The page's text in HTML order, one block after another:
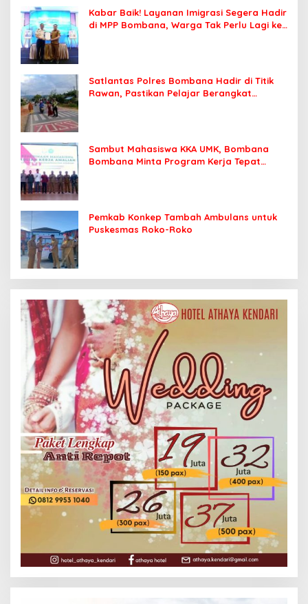
Kabar Baik! Layanan Imigrasi Segera Hadir
di MPP Bombana, Warga Tak Perlu Lagi ke
Satlantas Polres Bombana Hadir di Titik
Rawan, Pastikan Pelajar Berangkat
Sambut Mahasiswa KKA UMK, Bombana
Bombana Minta Program Kerja Tepat
Pemkab Konkep Tambah Ambulans untuk
Puskesmas Roko-Roko